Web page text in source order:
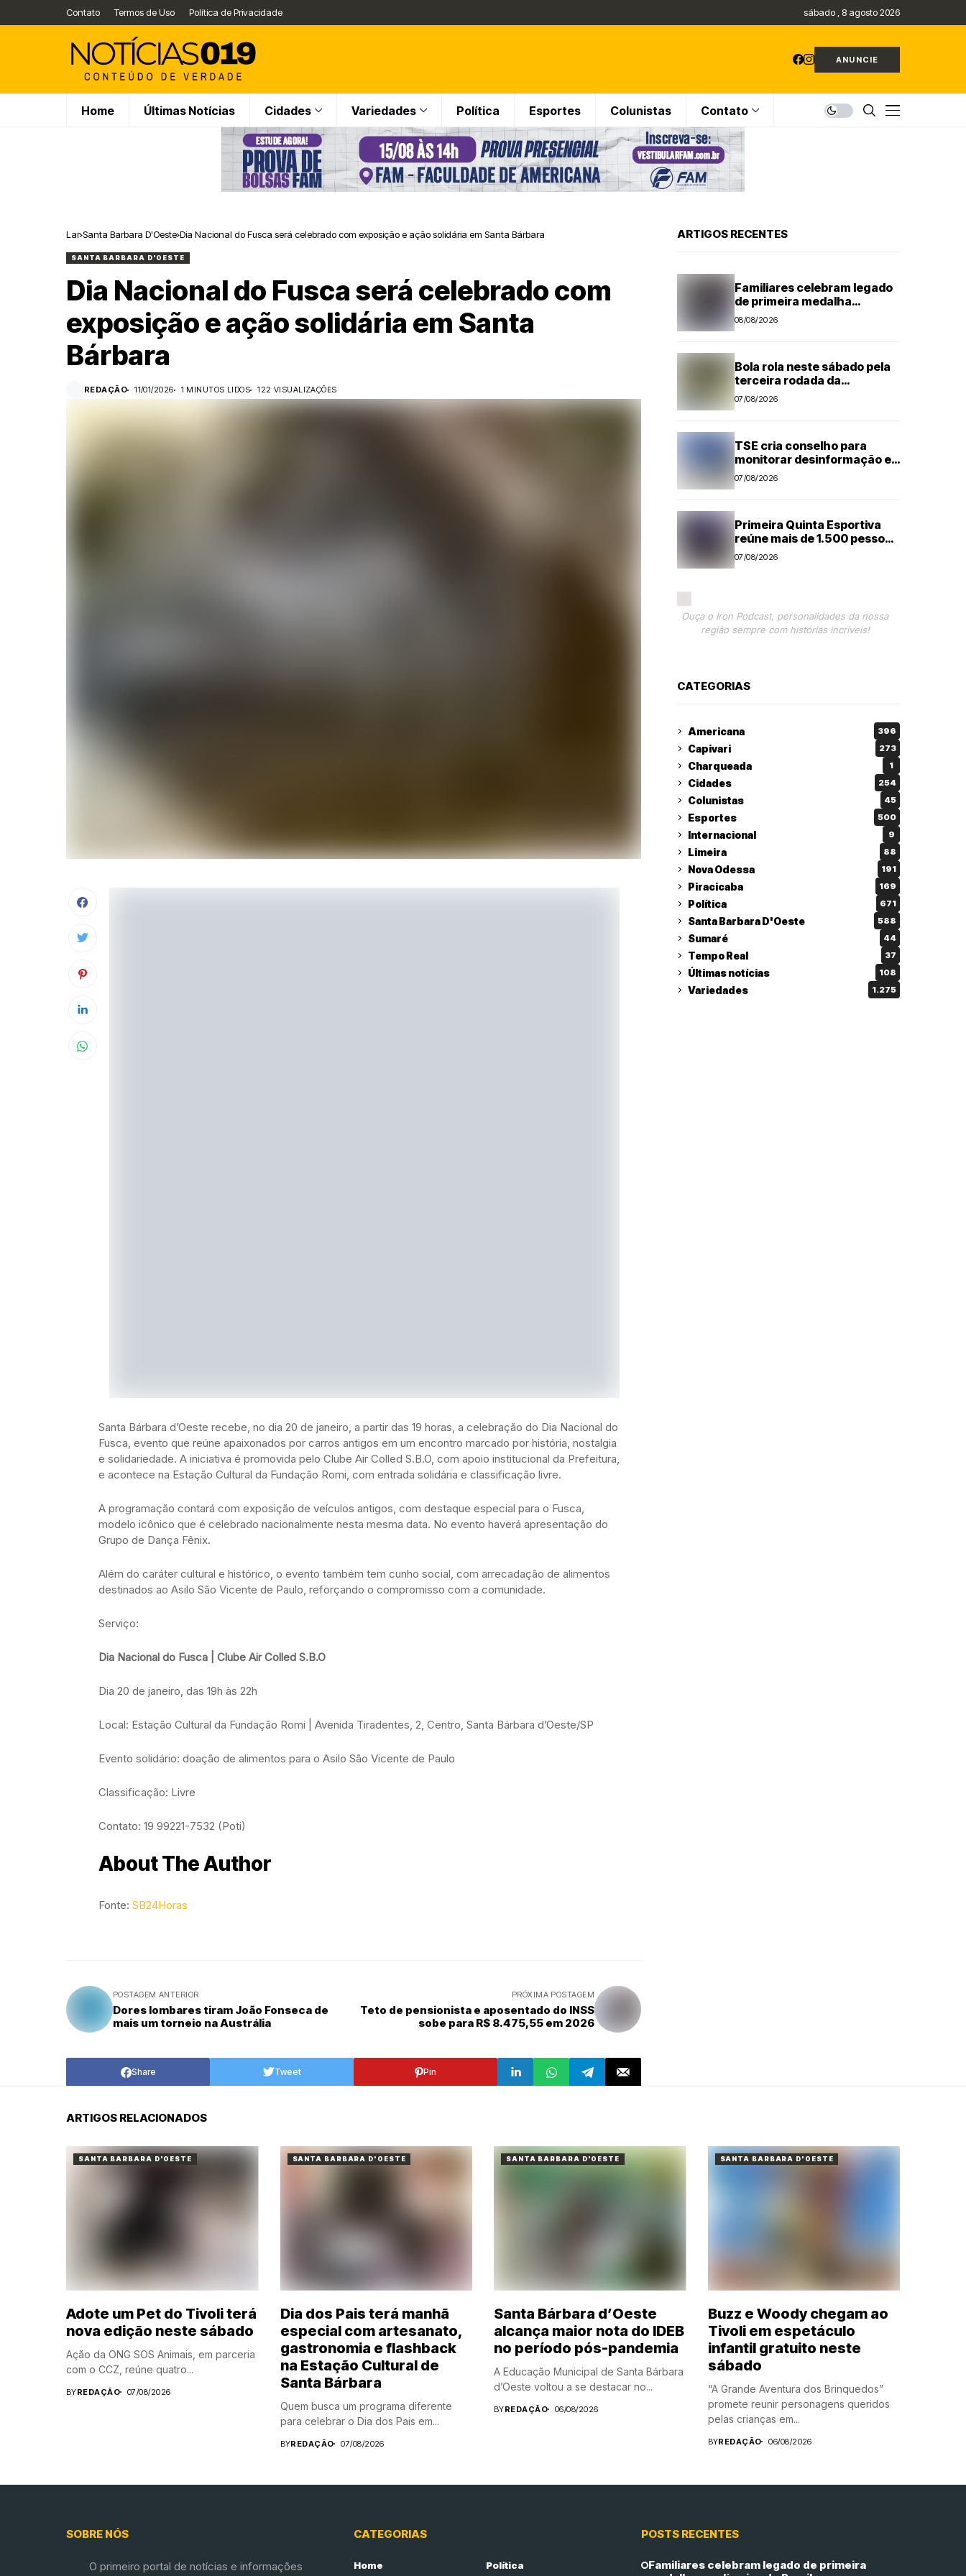
Contato Termos de Uso Política de Privacidade sábado , 8 agosto 2026
ANUNCIE
Home Últimas Notícias Cidades Variedades Política Esportes Colunistas Contato
Lar Santa Barbara D'Oeste Dia Nacional do Fusca será celebrado com exposição e ação solidária em Santa Bárbara
SANTA BARBARA D'OESTE
Dia Nacional do Fusca será celebrado com
exposição e ação solidária em Santa
Bárbara
REDAÇÃO 11/01/2026 1 MINUTOS LIDOS 122 VISUALIZAÇÕES
Santa Bárbara d’Oeste recebe, no dia 20 de janeiro, a partir das 19 horas, a celebração do Dia Nacional do
Fusca, evento que reúne apaixonados por carros antigos em um encontro marcado por história, nostalgia
e solidariedade. A iniciativa é promovida pelo Clube Air Colled S.B.O, com apoio institucional da Prefeitura,
e acontece na Estação Cultural da Fundação Romi, com entrada solidária e classificação livre.
A programação contará com exposição de veículos antigos, com destaque especial para o Fusca,
modelo icônico que é celebrado nacionalmente nesta mesma data. No evento haverá apresentação do
Grupo de Dança Fênix.
Além do caráter cultural e histórico, o evento também tem cunho social, com arrecadação de alimentos
destinados ao Asilo São Vicente de Paulo, reforçando o compromisso com a comunidade.
Serviço:
Dia Nacional do Fusca | Clube Air Colled S.B.O
Dia 20 de janeiro, das 19h às 22h
Local: Estação Cultural da Fundação Romi | Avenida Tiradentes, 2, Centro, Santa Bárbara d’Oeste/SP
Evento solidário: doação de alimentos para o Asilo São Vicente de Paulo
Classificação: Livre
Contato: 19 99221-7532 (Poti)
About The Author
Fonte: SB24Horas
POSTAGEM ANTERIOR
Dores lombares tiram João Fonseca de
mais um torneio na Austrália
PRÓXIMA POSTAGEM
Teto de pensionista e aposentado do INSS
sobe para R$ 8.475,55 em 2026
Share Tweet Pin
ARTIGOS RECENTES
Familiares celebram legado
de primeira medalha
paralímpica do Brasil
08/08/2026
Bola rola neste sábado pela
terceira rodada da
Segundona do Campeonato
Amador de Futebol
07/08/2026
TSE cria conselho para
monitorar desinformação e
IA nas eleições
07/08/2026
Primeira Quinta Esportiva
reúne mais de 1.500 pessoas
em noite histórica para
Capivari
07/08/2026
Ouça o Iron Podcast, personalidades da nossa
região sempre com histórias incríveis!
CATEGORIAS
Americana 396
Capivari 273
Charqueada 1
Cidades 254
Colunistas 45
Esportes 500
Internacional 9
Limeira 88
Nova Odessa 191
Piracicaba 169
Política 671
Santa Barbara D'Oeste 588
Sumaré 44
Tempo Real 37
Últimas notícias 108
Variedades 1.275
ARTIGOS RELACIONADOS
SANTA BARBARA D'OESTE
Adote um Pet do Tivoli terá
nova edição neste sábado
Ação da ONG SOS Animais, em parceria
com o CCZ, reúne quatro...
BYREDAÇÃO 07/08/2026
SANTA BARBARA D'OESTE
Dia dos Pais terá manhã
especial com artesanato,
gastronomia e flashback
na Estação Cultural de
Santa Bárbara
Quem busca um programa diferente
para celebrar o Dia dos Pais em...
BYREDAÇÃO 07/08/2026
SANTA BARBARA D'OESTE
Santa Bárbara d’Oeste
alcança maior nota do IDEB
no período pós-pandemia
A Educação Municipal de Santa Bárbara
d’Oeste voltou a se destacar no...
BYREDAÇÃO 06/08/2026
SANTA BARBARA D'OESTE
Buzz e Woody chegam ao
Tivoli em espetáculo
infantil gratuito neste
sábado
“A Grande Aventura dos Brinquedos”
promete reunir personagens queridos
pelas crianças em...
BYREDAÇÃO 06/08/2026
SOBRE NÓS
O primeiro portal de notícias e informações
CATEGORIAS
Home Política
POSTS RECENTES
Familiares celebram legado de primeira